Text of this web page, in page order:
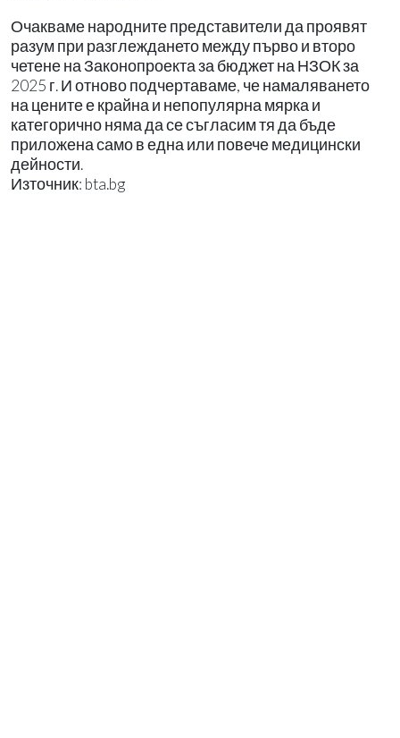
Очакваме народните представители да проявят
разум при разглеждането между първо и второ
четене на Законопроекта за бюджет на НЗОК за
2025 г. И отново подчертаваме, че намаляването
на цените е крайна и непопулярна мярка и
категорично няма да се съгласим тя да бъде
приложена само в една или повече медицински
дейности.
Източник: bta.bg